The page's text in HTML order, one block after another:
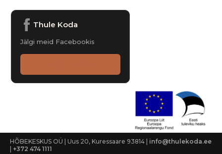
Thule Koda
Jälgi meid Facebookis
HÕBEKESKUS OÜ | Uus 20, Kuressaare 93814 | info@thulekoda.ee
| +372 474 1111